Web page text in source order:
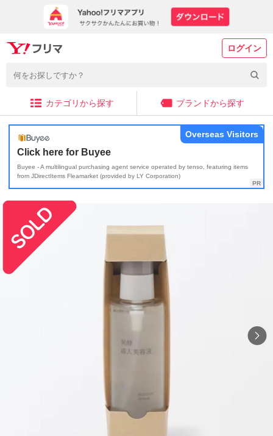
ログイン
カテゴリから探す ブランドから探す
Click here for Buyee
Buyee - A multilingual purchasing agent service operated by tenso, featuring items
from JDirectItems Fleamarket (provided by LY Corporation)
Overseas Visitors